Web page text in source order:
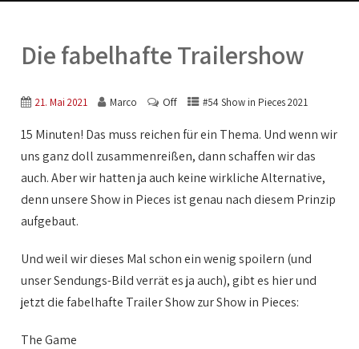
Die fabelhafte Trailershow
21. Mai 2021 Marco Off #54 Show in Pieces 2021
15 Minuten! Das muss reichen für ein Thema. Und wenn wir
uns ganz doll zusammenreißen, dann schaffen wir das
auch. Aber wir hatten ja auch keine wirkliche Alternative,
denn unsere Show in Pieces ist genau nach diesem Prinzip
aufgebaut.
Und weil wir dieses Mal schon ein wenig spoilern (und
unser Sendungs-Bild verrät es ja auch), gibt es hier und
jetzt die fabelhafte Trailer Show zur Show in Pieces:
The Game